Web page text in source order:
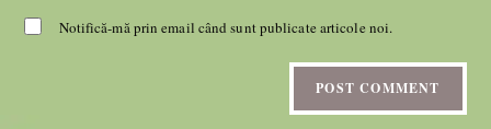
Notifică-mă prin email când sunt publicate articole noi.